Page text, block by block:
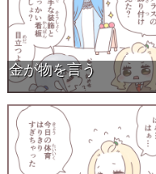
金が物を言う